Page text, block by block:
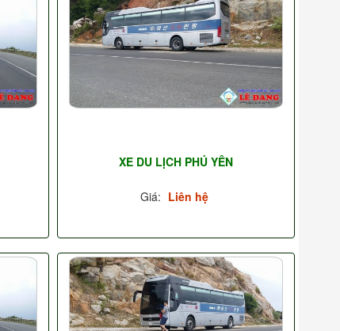
XE DU LỊCH PHÚ YÊN
Giá: Liên hệ